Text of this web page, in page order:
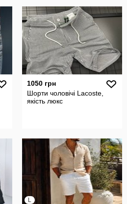
1050 грн
Шорти чоловічі Lacoste,
якість люкс
L